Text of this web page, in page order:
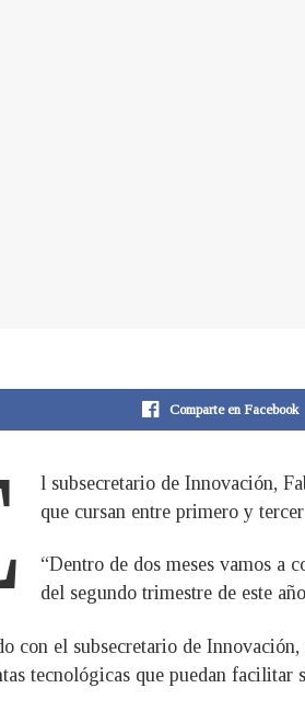
Comparte en Facebook
l subsecretario de Innovación,
que cursan entre primero y
“Dentro de dos meses vamos a
del segundo trimestre de este
con el subsecretario de
tecnológicas que puedan facilitar